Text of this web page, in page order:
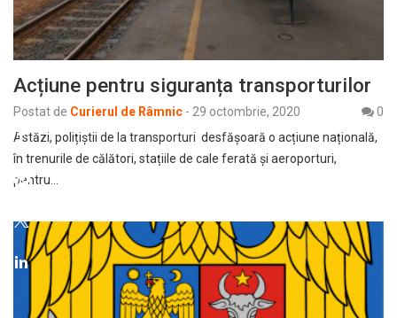
Acțiune pentru siguranța transporturilor
Postat de Curierul de Râmnic - 29 octombrie, 2020
0
Astăzi, polițiștii de la transporturi desfășoară o acțiune națională,
în trenurile de călători, stațiile de cale ferată și aeroporturi,
pentru…